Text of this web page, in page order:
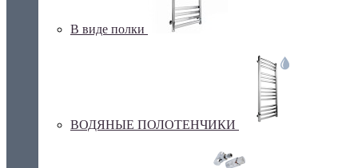
В виде полки
ВОДЯНЫЕ ПОЛОТЕНЧИКИ